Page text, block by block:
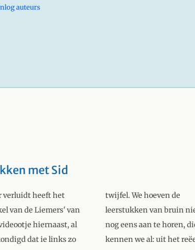
auteurs
met Sid
verluidt heeft het
van de Liemers' van
hiernaast, al
dat ie links zo
We hoeven de
van bruin niet
aan te horen, die
we al: uit het reëel